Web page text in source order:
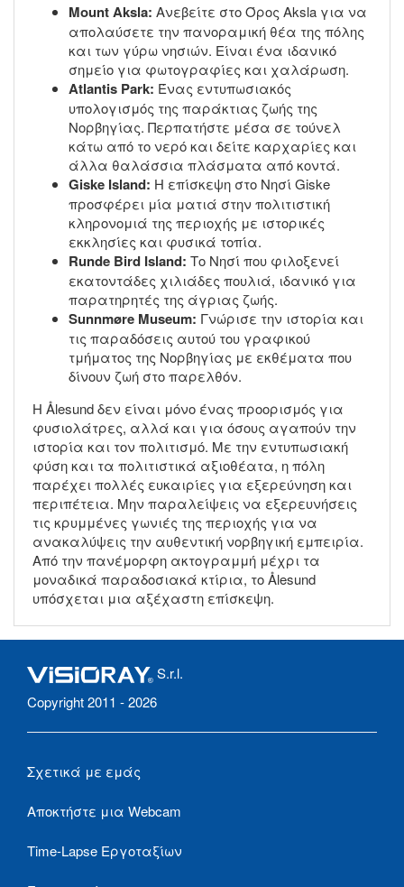
Mount Aksla: Ανεβείτε στο Όρος Aksla για να
απολαύσετε την πανοραμική θέα της πόλης
και των γύρω νησιών. Είναι ένα ιδανικό
σημείο για φωτογραφίες και χαλάρωση.
Atlantis Park: Ένας εντυπωσιακός
υπολογισμός της παράκτιας ζωής της
Νορβηγίας. Περπατήστε μέσα σε τούνελ
κάτω από το νερό και δείτε καρχαρίες και
άλλα θαλάσσια πλάσματα από κοντά.
Giske Island: Η επίσκεψη στο Νησί Giske
προσφέρει μία ματιά στην πολιτιστική
κληρονομιά της περιοχής με ιστορικές
εκκλησίες και φυσικά τοπία.
Runde Bird Island: Το Νησί που φιλοξενεί
εκατοντάδες χιλιάδες πουλιά, ιδανικό για
παρατηρητές της άγριας ζωής.
Sunnmøre Museum: Γνώρισε την ιστορία και
τις παραδόσεις αυτού του γραφικού
τμήματος της Νορβηγίας με εκθέματα που
δίνουν ζωή στο παρελθόν.
Η Ålesund δεν είναι μόνο ένας προορισμός για
φυσιολάτρες, αλλά και για όσους αγαπούν την
ιστορία και τον πολιτισμό. Με την εντυπωσιακή
φύση και τα πολιτιστικά αξιοθέατα, η πόλη
παρέχει πολλές ευκαιρίες για εξερεύνηση και
περιπέτεια. Μην παραλείψεις να εξερευνήσεις
τις κρυμμένες γωνιές της περιοχής για να
ανακαλύψεις την αυθεντική νορβηγική εμπειρία.
Από την πανέμορφη ακτογραμμή μέχρι τα
μοναδικά παραδοσιακά κτίρια, το Ålesund
υπόσχεται μια αξέχαστη επίσκεψη.
S.r.l.
Copyright 2011 - 2026
Σχετικά με εμάς
Αποκτήστε μια Webcam
Time-Lapse Εργοταξίων